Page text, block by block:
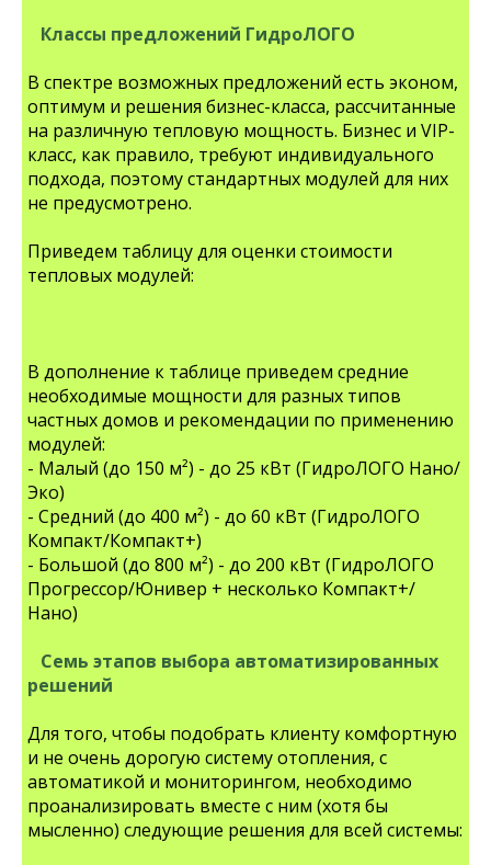
Классы предложений ГидроЛОГО
В спектре возможных предложений есть эконом,
оптимум и решения бизнес-класса, рассчитанные
на различную тепловую мощность. Бизнес и VIP-
класс, как правило, требуют индивидуального
подхода, поэтому стандартных модулей для них
не предусмотрено.
Приведем таблицу для оценки стоимости
тепловых модулей:
В дополнение к таблице приведем средние
необходимые мощности для разных типов
частных домов и рекомендации по применению
модулей:
- Малый (до 150 м²) - до 25 кВт (ГидроЛОГО Нано/
Эко)
- Средний (до 400 м²) - до 60 кВт (ГидроЛОГО
Компакт/Компакт+)
- Большой (до 800 м²) - до 200 кВт (ГидроЛОГО
Прогрессор/Юнивер + несколько Компакт+/
Нано)
Семь этапов выбора автоматизированных
решений
Для того, чтобы подобрать клиенту комфортную
и не очень дорогую систему отопления, с
автоматикой и мониторингом, необходимо
проанализировать вместе с ним (хотя бы
мысленно) следующие решения для всей системы: